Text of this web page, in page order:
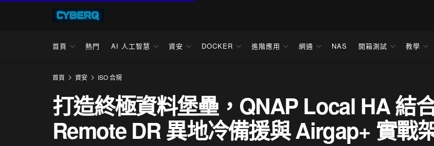
首頁 熱門 AI 人工智慧 資安 DOCKER 進階應用 網通 NAS 開箱測試 教學
首頁 資安 ISO 合規
打造終極資料堡壘，QNAP Local HA 結
Remote DR 異地冷備援與 Airgap+ 實戰